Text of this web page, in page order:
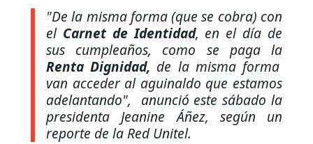
"De la misma forma (que se cobra) con
el Carnet de Identidad, en el día de
sus cumpleaños, como se paga la
Renta Dignidad, de la misma forma
van acceder al aguinaldo que estamos
adelantando", anunció este sábado la
presidenta Jeanine Áñez, según un
reporte de la Red Unitel.